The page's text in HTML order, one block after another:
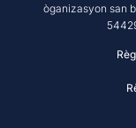
Kontakte
òganizasyon san